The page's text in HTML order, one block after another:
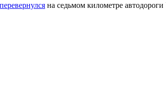
на седьмом километре